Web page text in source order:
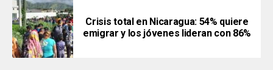
Crisis total en Nicaragua: 54% quiere
emigrar y los jóvenes lideran con 86%